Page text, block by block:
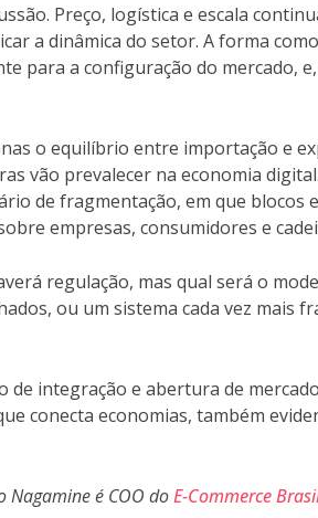
Preço, logística e escala
a dinâmica do setor. A forma
para a configuração do mercado,
o equilíbrio entre importação e
vão prevalecer na economia
de fragmentação, em que blocos
empresas, consumidores e
regulação, mas qual será o
ou um sistema cada vez mais
de integração e abertura de
conecta economias, também
Nagamine é COO doE-Commerce